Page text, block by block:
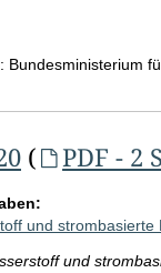
Bundesministerium
( PDF - 2
und
und